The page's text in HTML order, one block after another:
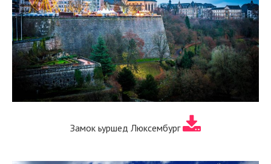
Замок ьуршед Люксембург